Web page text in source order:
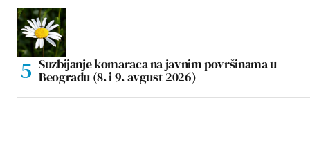
Suzbijanje komaraca na javnim površinama u
Beogradu (8. i 9. avgust 2026)